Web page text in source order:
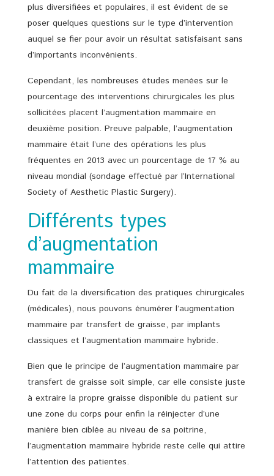
plus diversifiées et populaires, il est évident de se
poser quelques questions sur le type d’intervention
auquel se fier pour avoir un résultat satisfaisant sans
d’importants inconvénients.
Cependant, les nombreuses études menées sur le
pourcentage des interventions chirurgicales les plus
sollicitées placent l’augmentation mammaire en
deuxième position. Preuve palpable, l’augmentation
mammaire était l’une des opérations les plus
fréquentes en 2013 avec un pourcentage de 17 % au
niveau mondial (sondage effectué par l’International
Society of Aesthetic Plastic Surgery).
Différents types
d’augmentation
mammaire
Du fait de la diversification des pratiques chirurgicales
(médicales), nous pouvons énumérer l’augmentation
mammaire par transfert de graisse, par implants
classiques et l’augmentation mammaire hybride.
Bien que le principe de l’augmentation mammaire par
transfert de graisse soit simple, car elle consiste juste
à extraire la propre graisse disponible du patient sur
une zone du corps pour enfin la réinjecter d’une
manière bien ciblée au niveau de sa poitrine,
l’augmentation mammaire hybride reste celle qui attire
l’attention des patientes.